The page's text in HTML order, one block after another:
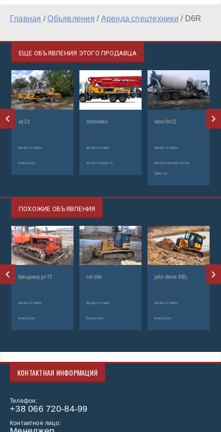
Главная /Объявления / Аренда спецтехники / D6R
ЕЩЕ ОБЪЯВЛЕНИЯ ЭТОГО ПРОДАВЦА
sd 23
аренда техники
бульдозер
mersedes
аренда техники
автобетононасос
volvo fm12
аренда техники
автобетоносмеситель
(миксер)
ПОХОЖИЕ ОБЪЯВЛЕНИЯ
бульдозер дт-75
аренда техники
бульдозер
cat d6k
аренда техники
бульдозер
john deere 650j
аренда техники
бульдозер
КОНТАКТНАЯ ИНФОРМАЦИЯ
Телефон:
+38 066 720-84-99
Контактное лицо: